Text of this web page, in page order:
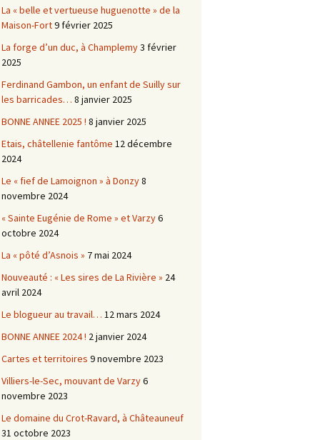
La « belle et vertueuse huguenotte » de la
Maison-Fort9 février 2025
La forge d’un duc, à Champlemy3 février
2025
Ferdinand Gambon, un enfant de Suilly sur
les barricades… 8 janvier 2025
BONNE ANNEE 2025 ! 8 janvier 2025
Etais, châtellenie fantôme 12 décembre
2024
Le « fief de Lamoignon » à Donzy8
novembre 2024
« Sainte Eugénie de Rome » et Varzy6
octobre 2024
La « pôté d’Asnois » 7 mai 2024
Nouveauté : « Les sires de La Rivière » 24
avril 2024
Le blogueur au travail… 12 mars 2024
BONNE ANNEE 2024 ! 2 janvier 2024
Cartes et territoires 9 novembre 2023
Villiers-le-Sec, mouvant de Varzy6
novembre 2023
Le domaine du Crot-Ravard, à Châteauneuf
31 octobre 2023